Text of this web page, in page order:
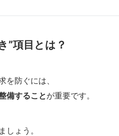
”項目とは？
を防ぐには、
備することが重要です。
しょう。